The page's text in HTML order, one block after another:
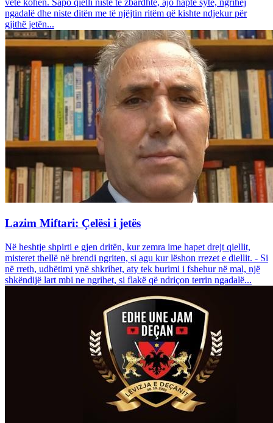
vetë kohën. Sapo qielli niste të zbardhte, ajo hapte sytë, ngrihej
ngadalë dhe niste ditën me të njëjtin ritëm që kishte ndjekur për
gjithë jetën...
Lazim Miftari: Çelësi i jetës
Në heshtje shpirti e gjen dritën, kur zemra ime hapet drejt qiellit,
misteret thellë në brendi ngriten, si agu kur lëshon rrezet e diellit. - Si
në rreth, udhëtimi ynë shkrihet, aty tek burimi i fshehur në mal, një
shkëndijë lart mbi ne ngrihet, si flakë që ndriçon terrin ngadalë...